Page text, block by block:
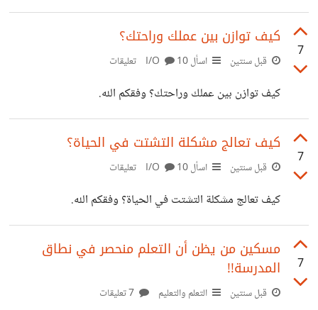
7
كيف توازن بين عملك وراحتك؟
قبل سنتين اسأل I/O10 تعليقات
كيف توازن بين عملك وراحتك؟ وفقكم الله.
7
كيف تعالج مشكلة التشتت في الحياة؟
قبل سنتين اسأل I/O10 تعليقات
كيف تعالج مشكلة التشتت في الحياة؟ وفقكم الله.
7
مسكين من يظن أن التعلم منحصر في نطاق
المدرسة!!
قبل سنتين التعلم والتعليم